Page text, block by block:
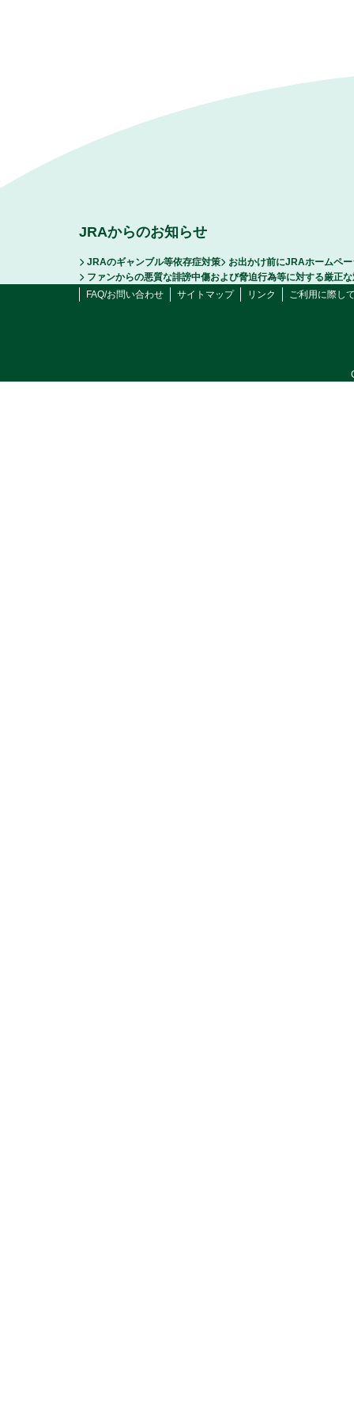
JRAからのお知らせ
JRAのギャンブル等依存症対策
お出かけ前にJRAホームペ
ファンからの悪質な誹謗中傷および脅迫行為等に対する厳正
FAQ/お問い合わせ
サイトマップ リンク ご利用に際し